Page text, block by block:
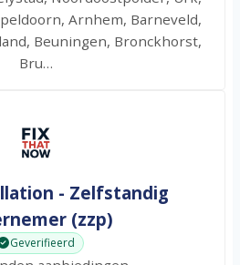
Arnhem, Barneveld,
Beuningen, Bronckhorst,
Bru…
- Zelfstandig
(zzp)
Geverifieerd